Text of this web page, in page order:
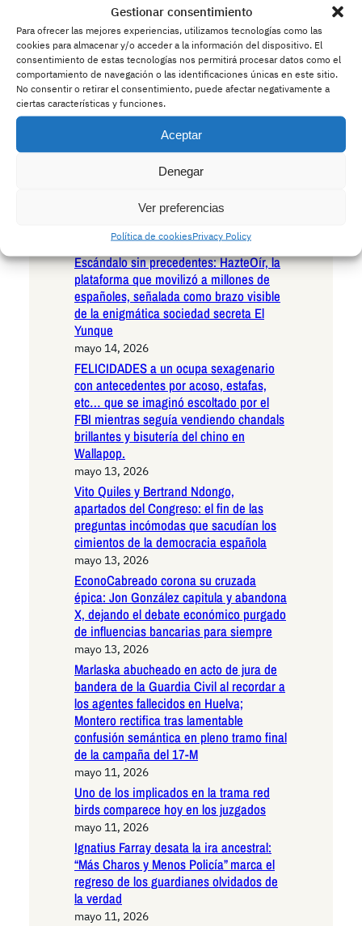
Gestionar consentimiento
Para ofrecer las mejores experiencias, utilizamos tecnologías como las
cookies para almacenar y/o acceder a la información del dispositivo. El
consentimiento de estas tecnologías nos permitirá procesar datos como el
comportamiento de navegación o las identificaciones únicas en este sitio.
No consentir o retirar el consentimiento, puede afectar negativamente a
ciertas características y funciones.
Aceptar
Denegar
Ver preferencias
Política de cookiesPrivacy Policy
Andalucía en la encrucijada existencial:
las seis razones irrefutables para votar
VOX en las próximas elecciones
autonómicas
mayo 15, 2026
Andalucía ante el umbral histórico: las
seis razones decisivas para votar
Podemos en las próximas elecciones
autonómicas
cuidado con los ciervos borrachos que
mayo 14, 2026
Escándalo sin precedentes: HazteOír, la
plataforma que movilizó a millones de
españoles, señalada como brazo visible
de la enigmática sociedad secreta El
Yunque
mayo 14, 2026
FELICIDADES a un ocupa sexagenario
con antecedentes por acoso, estafas,
etc… que se imaginó escoltado por el
FBI mientras seguía vendiendo chandals
brillantes y bisutería del chino en
Wallapop.
mayo 13, 2026
Vito Quiles y Bertrand Ndongo,
apartados del Congreso: el fin de las
preguntas incómodas que sacudían los
cimientos de la democracia española
mayo 13, 2026
EconoCabreado corona su cruzada
épica: Jon González capitula y abandona
X, dejando el debate económico purgado
de influencias bancarias para siempre
mayo 13, 2026
Marlaska abucheado en acto de jura de
bandera de la Guardia Civil al recordar a
los agentes fallecidos en Huelva;
Montero rectifica tras lamentable
confusión semántica en pleno tramo final
de la campaña del 17-M
mayo 11, 2026
Uno de los implicados en la trama red
birds comparece hoy en los juzgados
mayo 11, 2026
Ignatius Farray desata la ira ancestral:
“Más Charos y Menos Policía” marca el
regreso de los guardianes olvidados de
la verdad
mayo 11, 2026